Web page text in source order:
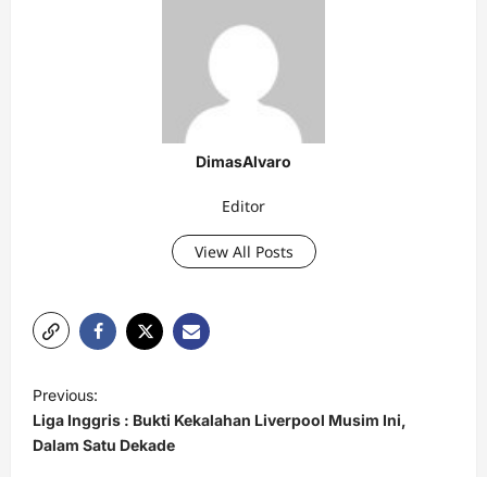
DimasAlvaro
Editor
View All Posts
o
s
Previous:
Liga Inggris : Bukti Kekalahan Liverpool Musim Ini,
Dalam Satu Dekade